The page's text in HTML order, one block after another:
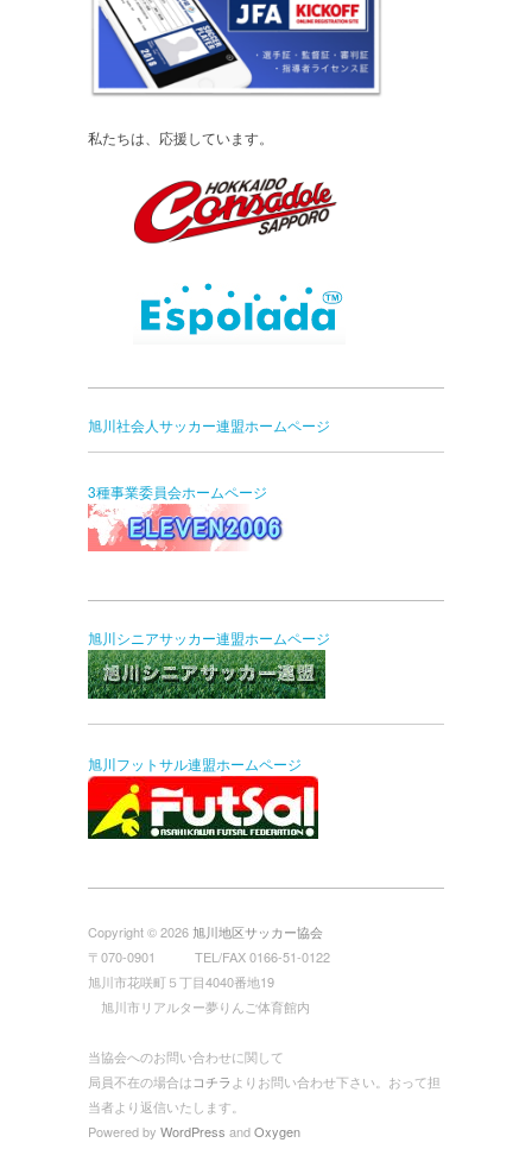
私たちは、応援しています。
旭川社会人サッカー連盟ホームページ
3種事業委員会ホームページ
旭川シニアサッカー連盟ホームページ
旭川フットサル連盟ホームページ
Copyright © 2026旭川地区サッカー協会
〒070-0901 TEL/FAX 0166-51-0122
旭川市花咲町５丁目4040番地19
旭川市リアルター夢りんご体育館内
当協会へのお問い合わせに関して
局員不在の場合はコチラ よりお問い合わせ下さい。おって担
当者より返信いたします。
Powered by WordPress andOxygen